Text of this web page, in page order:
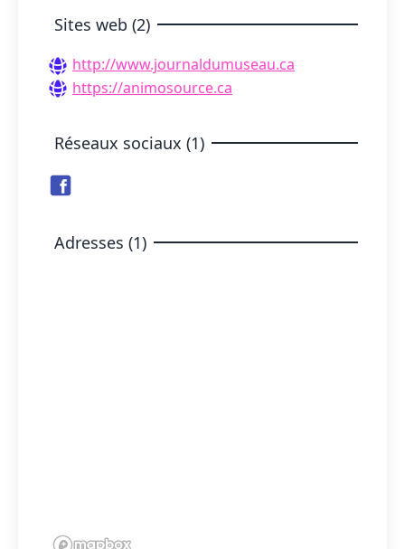
Sites web (2)
http://www.journaldumuseau.ca
https://animosource.ca
Réseaux sociaux (1)
Adresses (1)